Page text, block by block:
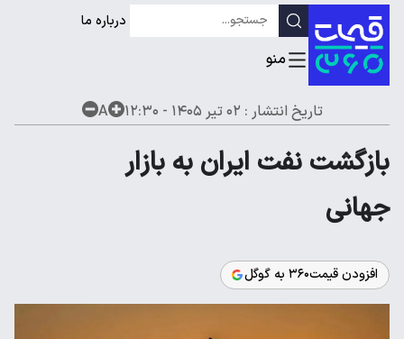
درباره ما
تاریخ انتشار : ۰۲ تیر ۱۴۰۵ - ۱۲:۳۰ A
بازگشت نفت ایران به بازار
جهانی
افزودن قیمت۳۶۰ به گوگل